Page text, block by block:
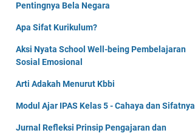
Pentingnya Bela Negara
Apa Sifat Kurikulum?
Aksi Nyata School Well-being Pembelajaran
Sosial Emosional
Arti Adakah Menurut Kbbi
Modul Ajar IPAS Kelas 5 - Cahaya dan Sifatnya
Jurnal Refleksi Prinsip Pengajaran dan